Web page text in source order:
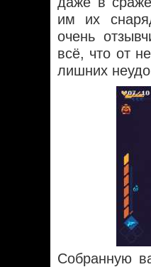
им их
очень
всё, что от
лишних
Собранную